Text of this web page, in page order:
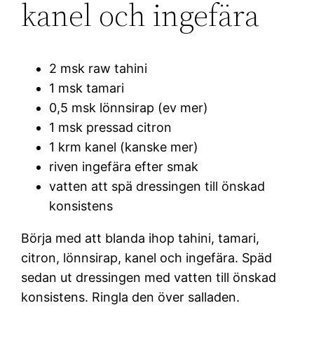
kanel och ingefära
2 msk raw tahini
1 msk tamari
0,5 msk lönnsirap (ev mer)
1 msk pressad citron
1 krm kanel (kanske mer)
riven ingefära efter smak
vatten att spä dressingen till önskad
konsistens
Börja med att blanda ihop tahini, tamari,
citron, lönnsirap, kanel och ingefära. Späd
sedan ut dressingen med vatten till önskad
konsistens. Ringla den över salladen.